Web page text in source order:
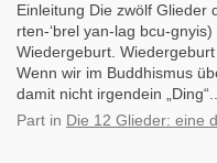
Einleitung Die zwölf Glieder
rten-‘brel yan-lag bcu-
Wiedergeburt.
Wenn wir im Buddhismus
damit nicht irgendein „Ding“...
Part in Die 12 Glieder: eine